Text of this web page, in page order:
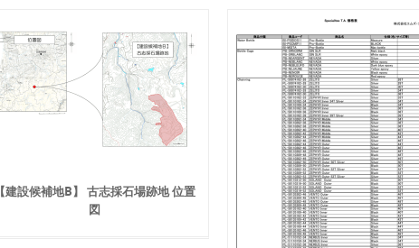
【建設候補地B】 古志採石場跡地 位置
図